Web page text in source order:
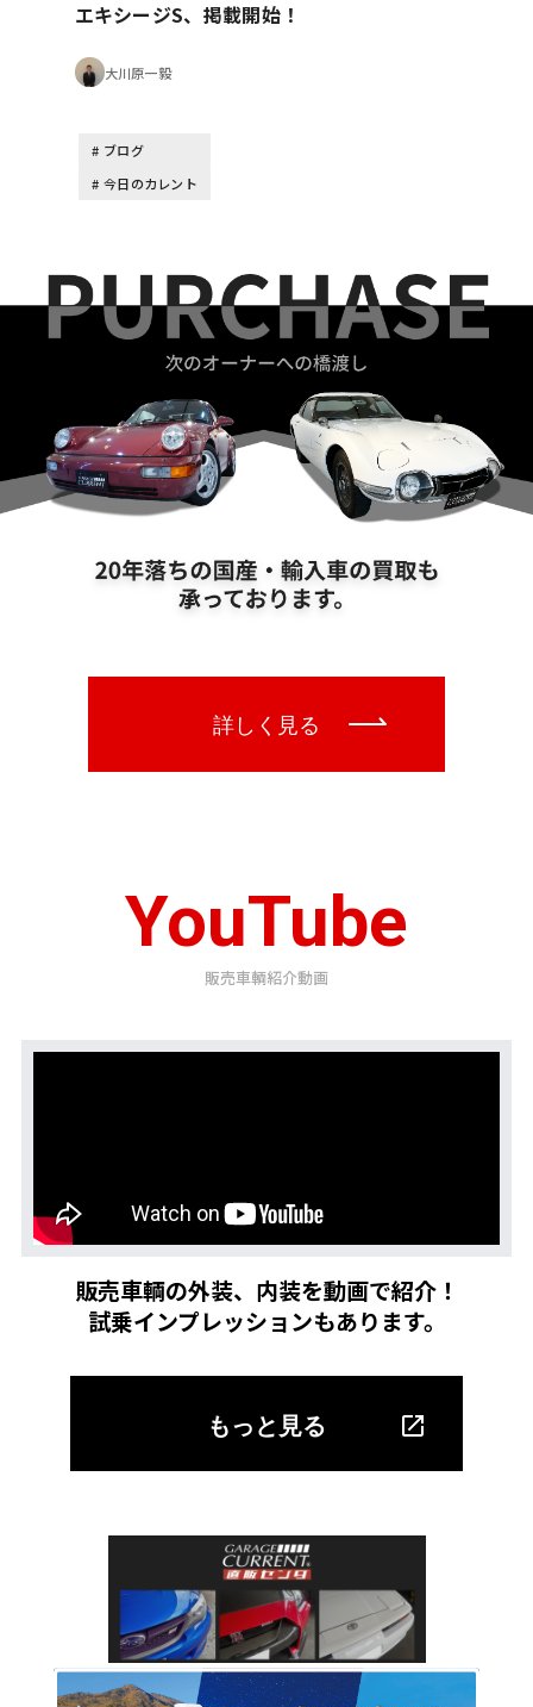
エキシージS、掲載開始！
大川原一毅
ブログ
今日のカレント
YouTube
販売車輌紹介動画
販売車輌の外装、内装を動画で紹介！
試乗インプレッションもあります。
もっと見る